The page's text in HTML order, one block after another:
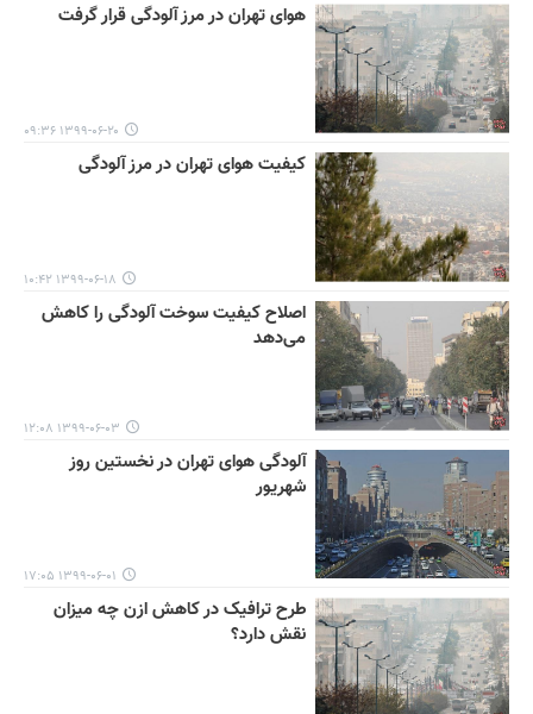
هوای تهران در مرز آلودگی قرار گرفت
۱۳۹۹-۰۶-۲۰ ۰۹:۳۶
کیفیت هوای تهران در مرز آلودگی
۱۳۹۹-۰۶-۱۸ ۱۰:۴۲
اصلاح کیفیت سوخت آلودگی را کاهش
می‌دهد
۱۳۹۹-۰۶-۰۳ ۱۲:۰۸
آلودگی هوای تهران در نخستین روز
شهریور
۱۳۹۹-۰۶-۰۱ ۱۷:۰۵
طرح ترافیک در کاهش ازن چه میزان
نقش دارد؟